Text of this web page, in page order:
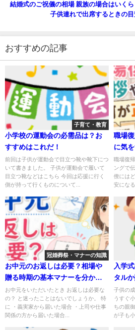
結婚式のご祝儀の相場 親族の場合はいく
子供連れで出席するときの
おすすめの記事
子育て・教育
小学校の運動会の必需品は？お
すすめはこれだ！
前回は子供が運動会で目立つ靴や靴下につ
いて書きました。 子供が運動会で履いて
目立つ靴などはこちら 今回は応援に行く
側が持って行くものについて...
職場
に気
と例
職場復
ングで
僚には
安にな
冠婚葬祭・マナーの知識
お中元のお返しは必要？相場や
贈る時期の基本マナーを分かり
やすく解説
お中元をいただいたとき お返しは必要な
の？ と迷ったことはないでしょうか。 特
に ・義実家から届いた場合 ・上司や仕事
関係の方から届いた場合...
入学
タル
学校
子供の
うすぐ
ちの親
が子も